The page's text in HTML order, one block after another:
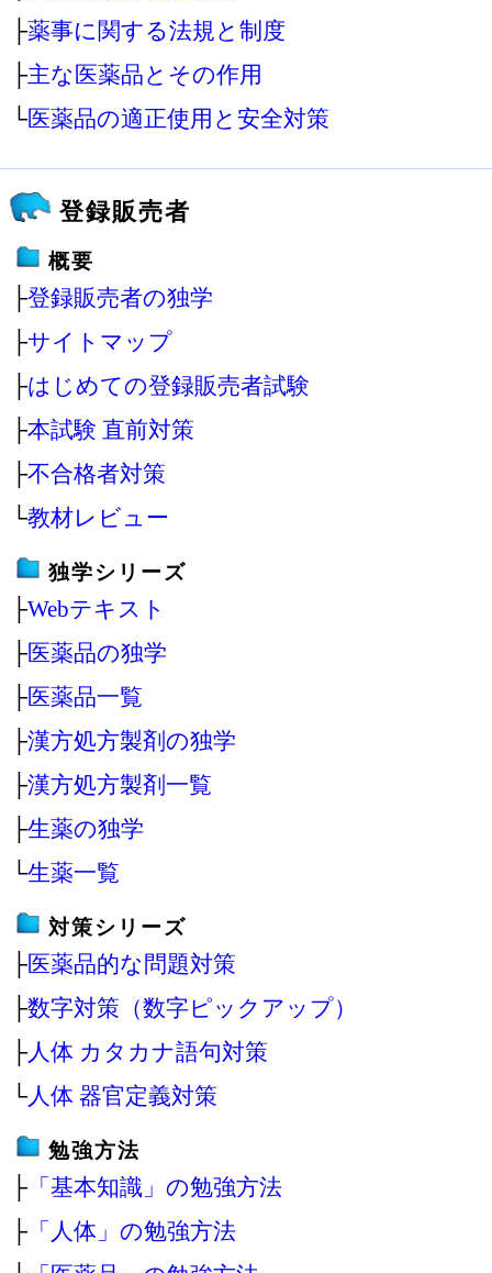
├薬事に関する法規と制度
├主な医薬品とその作用
└医薬品の適正使用と安全対策
登録販売者
概要
├登録販売者の独学
├サイトマップ
├はじめての登録販売者試験
├本試験 直前対策
├不合格者対策
└教材レビュー
独学シリーズ
├Webテキスト
├医薬品の独学
├医薬品一覧
├漢方処方製剤の独学
├漢方処方製剤一覧
├生薬の独学
└生薬一覧
対策シリーズ
├医薬品的な問題対策
├数字対策（数字ピックアップ）
├人体 カタカナ語句対策
└人体 器官定義対策
勉強方法
├ 「基本知識」の勉強方法
├ 「人体」の勉強方法